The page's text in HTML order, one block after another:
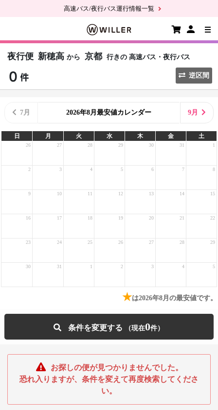
高速バス/夜行バス運行情報一覧
夜行便 新穂高 から 京都 行きの 高速バス・夜行バス
逆区間
7月 2026年8月最安値カレンダー 9月
日 月 火 水 木 金 土
26 27 28 29 30 31 1
2 3 4 5 6 7 8
9 10 11 12 13 14 15
16 17 18 19 20 21 22
23 24 25 26 27 28 29
30 31 1 2 3 4 5
★は2026年8月の最安値です。
条件を変更する 0
お探しの便が見つかりませんでした。
恐れ入りますが、条件を変えて再度検索してくださ
い。